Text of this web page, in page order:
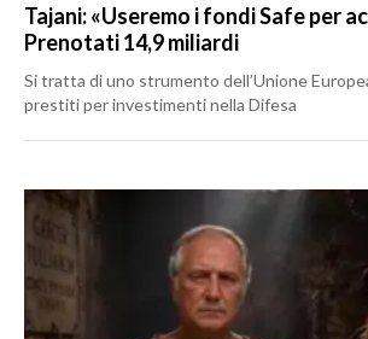
Tajani: «Useremo i fondi Safe per
Prenotati 14,9 miliardi
Si tratta di uno strumento dell’Unione
prestiti per investimenti nella Difesa